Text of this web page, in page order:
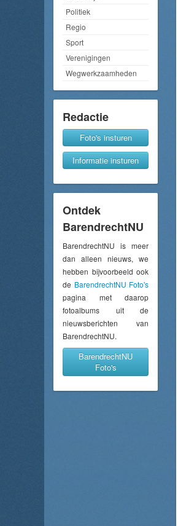
Politiek
Regio
Sport
Verenigingen
Wegwerkzaamheden
Redactie
Foto's insturen
Informatie insturen
Ontdek
BarendrechtNU
BarendrechtNU is meer
dan alleen nieuws, we
hebben bijvoorbeeld ook
de BarendrechtNU Foto's
pagina met daarop
fotoalbums uit de
nieuwsberichten van
BarendrechtNU.
BarendrechtNU
Foto's